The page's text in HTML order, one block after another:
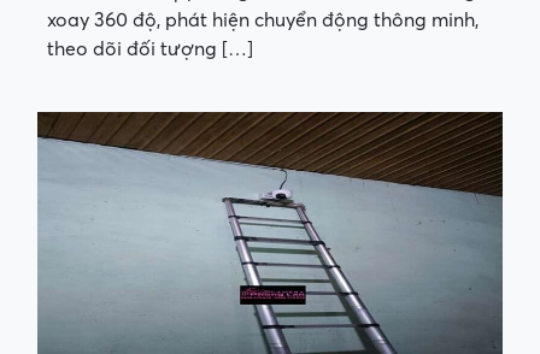
xoay 360 độ, phát hiện chuyển động thông minh,
theo dõi đối tượng […]